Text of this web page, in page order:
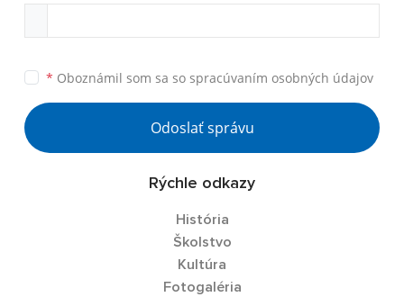
* Oboznámil som sa so spracúvaním osobných údajov
Odoslať správu
Rýchle odkazy
História
Školstvo
Kultúra
Fotogaléria